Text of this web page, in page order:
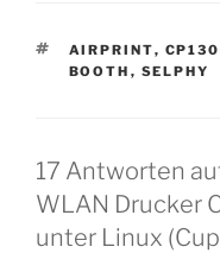
SCHLAGWÖRTER
AIRPRINT,
BOOTH , SELPHY
17 Antworten
WLAN Drucker
unter Linux